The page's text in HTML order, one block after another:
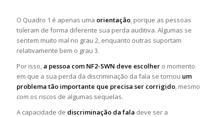
O Quadro 1 é apenas uma orientação, porque as pessoas
toleram de forma diferente sua perda auditiva. Algumas se
sentem muito mal no grau 2, enquanto outras suportam
relativamente bem o grau 3.
Por isso, a pessoa com NF2-SWN deve escolhero momento
em que a sua perda da discriminação da fala se tornou um
problema tão importante que precisa ser corrigido, mesmo
com os riscos de algumas sequelas.
A capacidade de discriminação da fala deve ser a